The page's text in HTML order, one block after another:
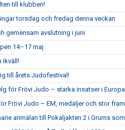
till klubben!
torsdag och fredag denna veckan
gemensam avslutning i juni
14–17 maj
ikväll!
till årets Judofestival!
för Frövi Judo – starka insatser i
Frövi Judo – EM, medaljer och stor
anmälan till Pokaljakten 2 i Grums